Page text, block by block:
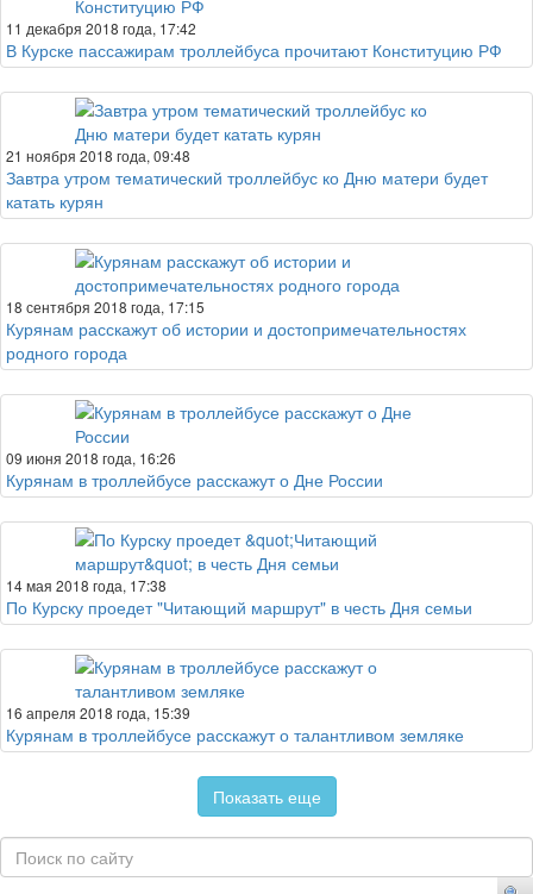
11 декабря 2018 года, 17:42
В Курске пассажирам троллейбуса прочитают Конституцию РФ
21 ноября 2018 года, 09:48
Завтра утром тематический троллейбус ко Дню матери будет
катать курян
18 сентября 2018 года, 17:15
Курянам расскажут об истории и достопримечательностях
родного города
09 июня 2018 года, 16:26
Курянам в троллейбусе расскажут о Дне России
14 мая 2018 года, 17:38
По Курску проедет "Читающий маршрут" в честь Дня семьи
16 апреля 2018 года, 15:39
Курянам в троллейбусе расскажут о талантливом земляке
Показать еще